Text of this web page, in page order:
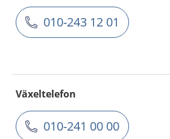
010-243 12 01
Växeltelefon
010-241 00 00